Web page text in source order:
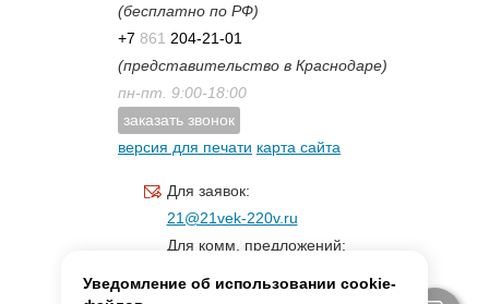
(бесплатно по РФ)
+7 861 204-21-01
(представительство в Краснодаре)
пн-пт. 9:00-18:00
заказать звонок
версия для печати карта сайта
Для заявок:
21@21vek-220v.ru
Для комм. предложений:
Уведомление об использовании cookie-